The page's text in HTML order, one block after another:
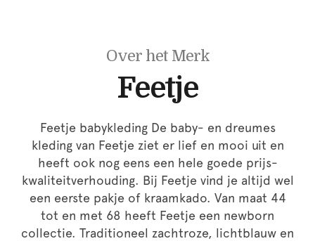
Over het Merk
Feetje
Feetje babykleding De baby- en dreumes
kleding van Feetje ziet er lief en mooi uit en
heeft ook nog eens een hele goede prijs-
kwaliteitverhouding. Bij Feetje vind je altijd wel
een eerste pakje of kraamkado. Van maat 44
tot en met 68 heeft Feetje een newborn
collectie. Traditioneel zachtroze, lichtblauw en